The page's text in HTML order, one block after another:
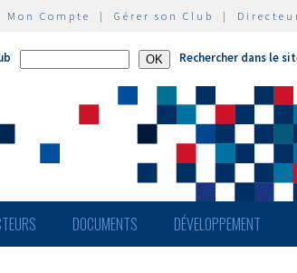
Mon Compte | Gérer son Club |
Rechercher dans le
DOCUMENTS DÉVELOPPEMENT